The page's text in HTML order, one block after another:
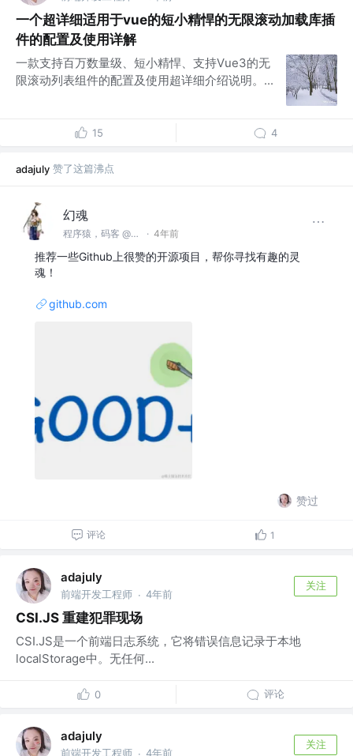
一个超详细适用于vue的短小精悍的无限滚动加载库插
件的配置及使用详解
一款支持百万数量级、短小精悍、支持Vue3的无
限滚动列表组件的配置及使用超详细介绍说明。...
15 4
adajuly 赞了这篇沸点
幻魂
程序猿，码客 @Tencent · 4年前
推荐一些Github上很赞的开源项目，帮你寻找有趣的灵
魂！
github.com
赞过
评论 1
adajuly
前端开发工程师 · 4年前
关注
CSI.JS 重建犯罪现场
CSI.JS是一个前端日志系统，它将错误信息记录于本地
localStorage中。无任何...
0 评论
adajuly
前端开发工程师 4年前
关注